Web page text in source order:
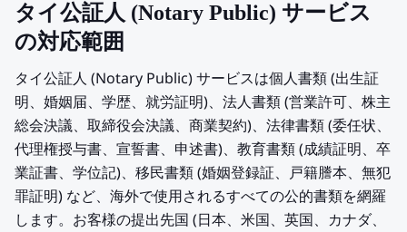
タイ公証人 (Notary Public) サービス
の対応範囲
タイ公証人 (Notary Public) サービスは個人書類 (出生証
明、婚姻届、学歴、就労証明)、法人書類 (営業許可、株主
総会決議、取締役会決議、商業契約)、法律書類 (委任状、
代理権授与書、宣誓書、申述書)、教育書類 (成績証明、卒
業証書、学位記)、移民書類 (婚姻登録証、戸籍謄本、無犯
罪証明) など、海外で使用されるすべての公的書類を網羅
します。お客様の提出先国 (日本、米国、英国、カナダ、